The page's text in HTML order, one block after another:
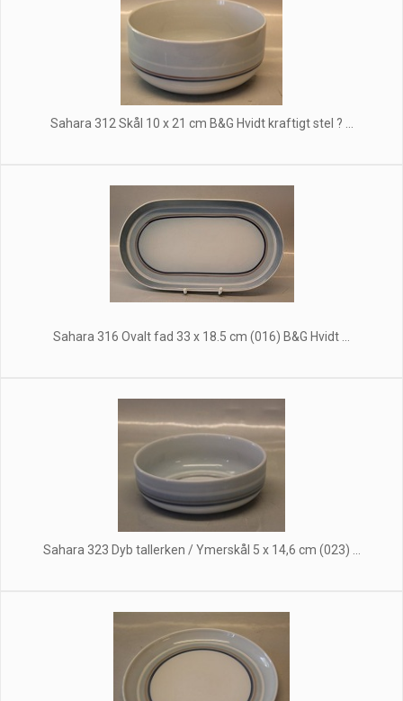
Sahara 312 Skål 10 x 21 cm B&G Hvidt kraftigt stel ? ...
Sahara 316 Ovalt fad 33 x 18.5 cm (016) B&G Hvidt ...
Sahara 323 Dyb tallerken / Ymerskål 5 x 14,6 cm (023) ...